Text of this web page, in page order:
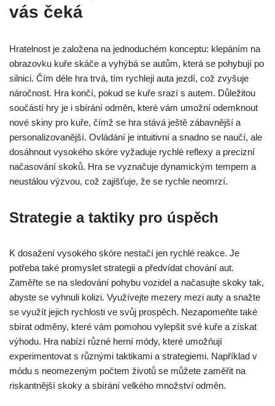
vás čeká
Hratelnost je založena na jednoduchém konceptu: klepáním na
obrazovku kuře skáče a vyhýbá se autům, která se pohybují po
silnici. Čím déle hra trvá, tím rychleji auta jezdí, což zvyšuje
náročnost. Hra končí, pokud se kuře srazí s autem. Důležitou
součástí hry je i sbírání odměn, které vám umožní odemknout
nové skiny pro kuře, čímž se hra stává ještě zábavnější a
personalizovanější. Ovládání je intuitivní a snadno se naučí, ale
dosáhnout vysokého skóre vyžaduje rychlé reflexy a precizní
načasování skoků. Hra se vyznačuje dynamickým tempem a
neustálou výzvou, což zajišťuje, že se rychle neomrzí.
Strategie a taktiky pro úspěch
K dosažení vysokého skóre nestačí jen rychlé reakce. Je
potřeba také promyslet strategii a předvídat chování aut.
Zaměřte se na sledování pohybu vozidel a načasujte skoky tak,
abyste se vyhnuli kolizi. Využívejte mezery mezi auty a snažte
se využít jejich rychlosti ve svůj prospěch. Nezapomeňte také
sbírat odměny, které vám pomohou vylepšit své kuře a získat
výhodu. Hra nabízí různé herní módy, které umožňují
experimentovat s různými taktikami a strategiemi. Například v
módu s neomezeným počtem životů se můžete zaměřit na
riskantnější skoky a sbírání velkého množství odměn.